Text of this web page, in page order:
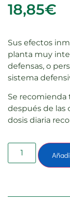
18,85€
Sus efectos
planta muy
defensas, o
sistema
Se recomienda
después de las
dosis diaria